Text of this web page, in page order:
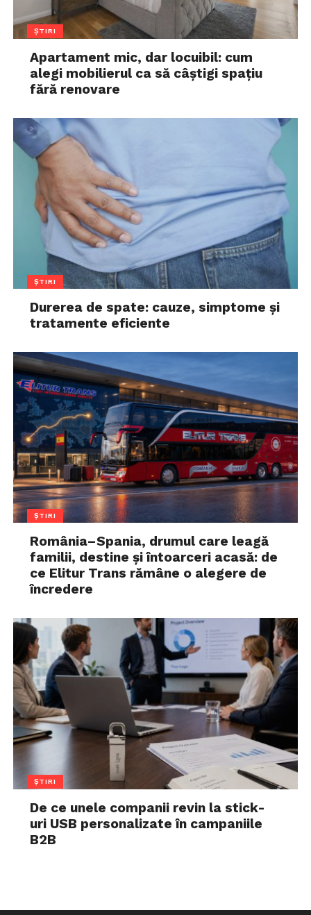
ȘTIRI
Apartament mic, dar locuibil: cum
alegi mobilierul ca să câștigi spațiu
fără renovare
ȘTIRI
Durerea de spate: cauze, simptome și
tratamente eficiente
ȘTIRI
România–Spania, drumul care leagă
familii, destine și întoarceri acasă: de
ce Elitur Trans rămâne o alegere de
încredere
ȘTIRI
De ce unele companii revin la stick-
uri USB personalizate în campaniile
B2B